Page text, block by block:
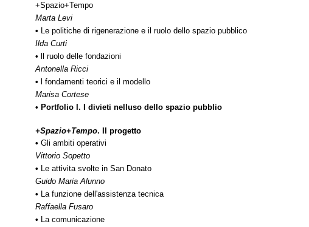
+Spazio+Tempo
Marta Levi
• Le politiche di rigenerazione e il ruolo dello spazio pubblico
Ilda Curti
•
ll ruolo delle fondazioni
Antonella Ricci
•
l fondamenti teorici e il modello
Marisa Cortese
• Portfolio I. I divieti nelluso dello spazio pubblio
+Spazio+Tempo. Il progetto
• Gli ambiti operativi
Vittorio Sopetto
• Le attivita svolte in San Donato
Guido Maria Alunno
• La funzione dell'assistenza tecnica
Raffaella Fusaro
• La comunicazione